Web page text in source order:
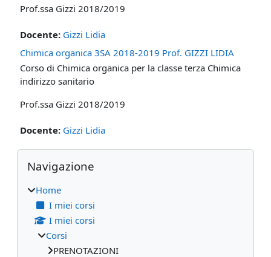
Prof.ssa Gizzi 2018/2019
Docente: Gizzi Lidia
Chimica organica 3SA 2018-2019 Prof. GIZZI LIDIA
Corso di Chimica organica per la classe terza Chimica
indirizzo sanitario
Prof.ssa Gizzi 2018/2019
Docente: Gizzi Lidia
Blocchi
Salta Navigazione
Navigazione
Home
I miei corsi
I miei corsi
Corsi
PRENOTAZIONI